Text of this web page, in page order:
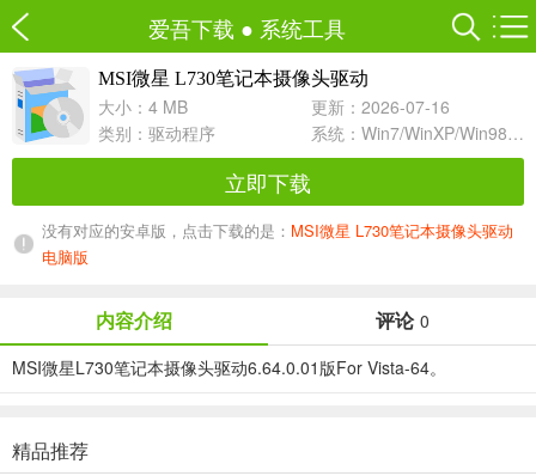
爱吾下载 ● 系统工具
MSI微星 L730笔记本摄像头驱动
6.64.0.01 For Vista-64
大小：4 MB
更新：2026-07-16
类别： 驱动程序 系统：Win7/WinXP/Win98/Win8/Win10兼容软件
立即下载
没有对应的安卓版，点击下载的是： MSI微星 L730笔记本摄像头驱动
电脑版
内容介绍 评论 0
MSI微星L730笔记本摄像头驱动6.64.0.01版For Vista-64。
精品推荐